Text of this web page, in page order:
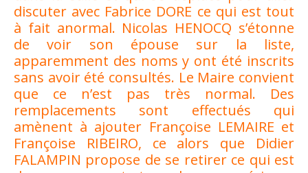
discuter avec Fabrice DORE ce qui est tout
à fait anormal. Nicolas HENOCQ s’étonne
de voir son épouse sur la liste,
apparemment des noms y ont été inscrits
sans avoir été consultés. Le Maire convient
que ce n’est pas très normal. Des
remplacements sont effectués qui
amènent à ajouter Françoise LEMAIRE et
Françoise RIBEIRO, ce alors que Didier
FALAMPIN propose de se retirer ce qui est